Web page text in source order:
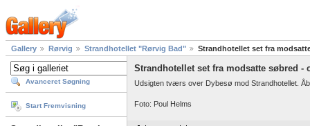
Gallery Rørvig Strandhotellet "Rørvig Bad" Strandhotellet set fra
Avanceret Søgning
Start Fremvisning
Strandhotellet set fra modsatte søbred -
Udsigten tværs over Dybesø mod Strandhotellet.
Foto: Poul Helms